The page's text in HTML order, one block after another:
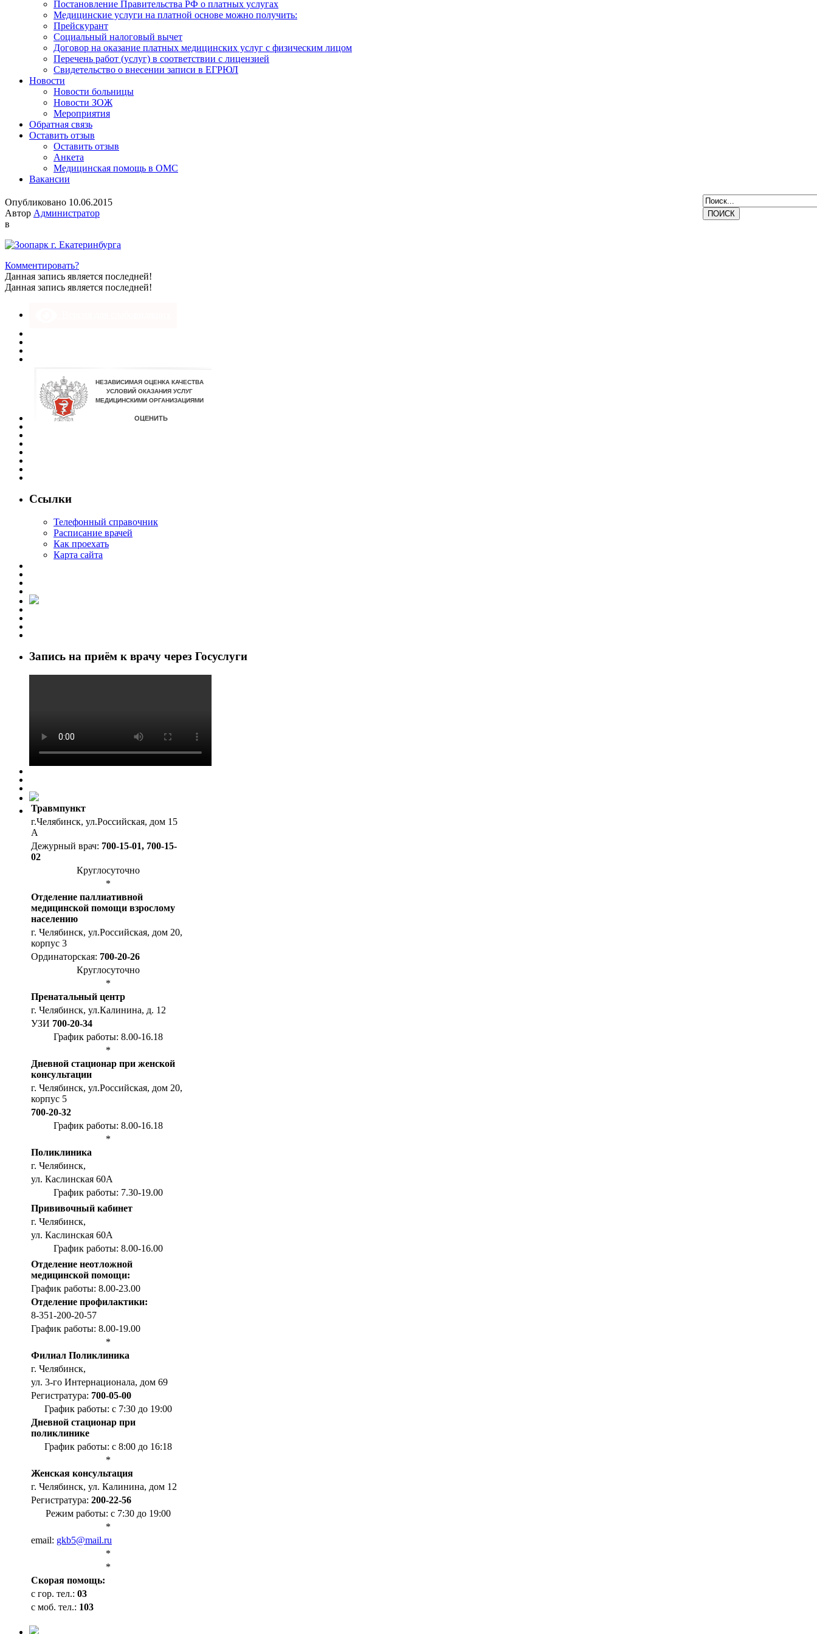
Постановление Правительства РФ о платных услугах
Медицинские услуги на платной основе можно получить:
Прейскурант
Социальный налоговый вычет
Договор на оказание платных медицинских услуг с физическим лицом
Перечень работ (услуг) в соответствии с лицензией
Свидетельство о внесении записи в ЕГРЮЛ
Новости
Новости больницы
Новости ЗОЖ
Мероприятия
Обратная связь
Оставить отзыв
Оставить отзыв
Анкета
Медицинская помощь в ОМС
Вакансии
Опубликовано 10.06.2015
Автор Администратор
в
Комментировать?
Данная запись является последней!
Данная запись является последней!
Ссылки
Телефонный справочник
Расписание врачей
Как проехать
Карта сайта
Запись на приём к врачу через Госуслуги
Травмпункт
г.Челябинск, ул.Российская, дом 15
А
Дежурный врач: 700-15-01, 700-15-
02
Круглосуточно
*
Отделение паллиативной
медицинской помощи взрослому
населению
г. Челябинск, ул.Российская, дом 20,
корпус 3
Ординаторская: 700-20-26
Круглосуточно
*
Пренатальный центр
г. Челябинск, ул.Калинина, д. 12
УЗИ 700-20-34
График работы: 8.00-16.18
*
Дневной стационар при женской
консультации
г. Челябинск, ул.Российская, дом 20,
корпус 5
700-20-32
График работы: 8.00-16.18
*
Поликлиника
г. Челябинск,
ул. Каслинская 60А
График работы: 7.30-19.00
Прививочный кабинет
г. Челябинск,
ул. Каслинская 60А
График работы: 8.00-16.00
Отделение неотложной
медицинской помощи:
График работы: 8.00-23.00
Отделение профилактики:
8-351-200-20-57
График работы: 8.00-19.00
*
Филиал Поликлиника
г. Челябинск,
ул. 3-го Интернационала, дом 69
Регистратура: 700-05-00
График работы: с 7:30 до 19:00
Дневной стационар при
поликлинике
График работы: с 8:00 до 16:18
*
Женская консультация
г. Челябинск, ул. Калинина, дом 12
Регистратура: 200-22-56
Режим работы: с 7:30 до 19:00
*
email: gkb5@mail.ru
*
*
Cкорая помощь:
с гор. тел.: 03
с моб. тел.: 103